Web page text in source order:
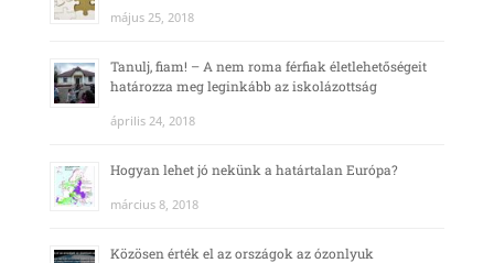
május 25, 2018
Tanulj, fiam! – A nem roma férfiak életlehetőségeit
határozza meg leginkább az iskolázottság
április 24, 2018
Hogyan lehet jó nekünk a határtalan Európa?
március 8, 2018
Közösen érték el az országok az ózonlyuk